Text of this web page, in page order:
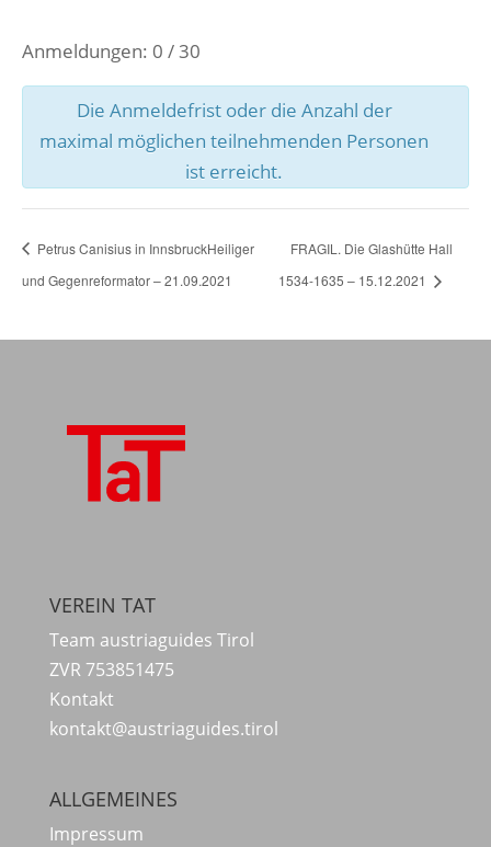
Anmeldungen: 0 / 30
Die Anmeldefrist oder die Anzahl der
maximal möglichen teilnehmenden Personen
ist erreicht.
Petrus Canisius in InnsbruckHeiliger
und Gegenreformator – 21.09.2021
FRAGIL. Die Glashütte Hall
1534-1635 – 15.12.2021
VEREIN TAT
Team austriaguides Tirol
ZVR 753851475
Kontakt
kontakt@austriaguides.tirol
ALLGEMEINES
Impressum